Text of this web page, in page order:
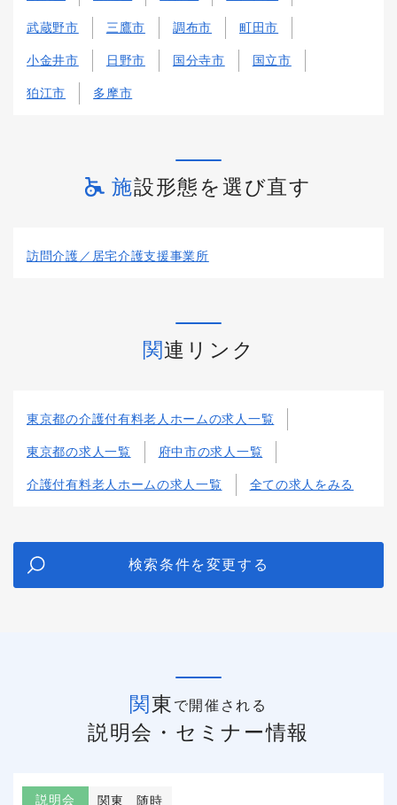
武蔵野市 三鷹市 調布市 町田市
小金井市 日野市 国分寺市 国立市
狛江市 多摩市
施設形態を選び直す
訪問介護／居宅介護支援事業所
関連リンク
東京都の介護付有料老人ホームの求人一覧
東京都の求人一覧 府中市の求人一覧
介護付有料老人ホームの求人一覧 全ての求人をみる
検索条件を変更する
関東 で開催される
説明会・セミナー情報
説明会 関東 随時